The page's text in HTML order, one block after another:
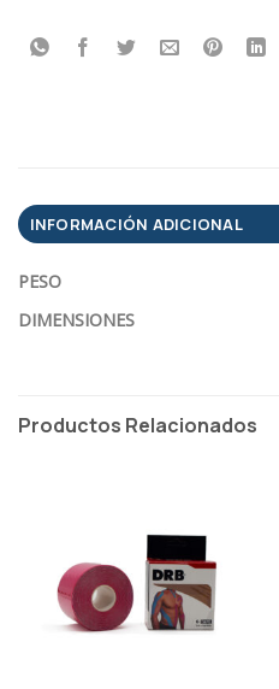
INFORMACIÓN ADICIONAL
PESO
DIMENSIONES
Productos Relacionados